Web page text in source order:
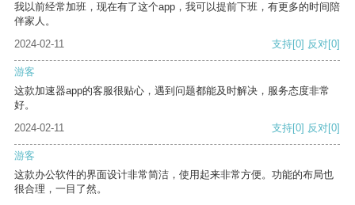
我以前经常加班，现在有了这个app，我可以提前下班，有更多的时间陪
伴家人。
2024-02-11
支持[0] 反对[0]
游客
这款加速器app的客服很贴心，遇到问题都能及时解决，服务态度非常
好。
2024-02-11
支持[0] 反对[0]
游客
这款办公软件的界面设计非常简洁，使用起来非常方便。功能的布局也
很合理，一目了然。